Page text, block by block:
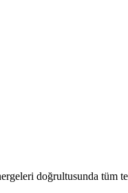
doğrultusunda tüm